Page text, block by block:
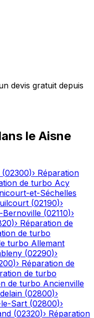
devis gratuit depuis
le Aisne
(02300)› Réparation
de turbo Acy
et-Séchelles
(02190)›
Bernoville (02110)›
)› Réparation de
de turbo
turbo Allemant
(02290)›
)› Réparation de
de turbo
de turbo Ancienville
(02800)›
Sart (02800)›
(02320)› Réparation